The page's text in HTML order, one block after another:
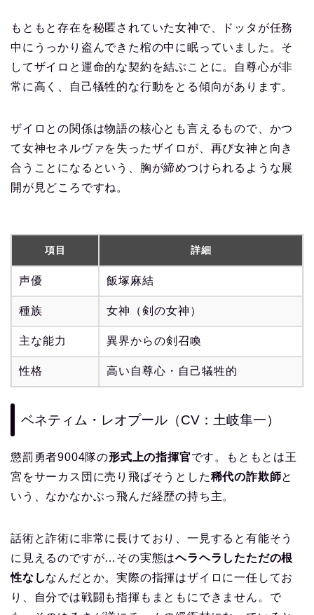
もともと存在を秘匿されていた女神で、ドッタが任務
中にうっかり盗んできた棺の中に眠っていました。そ
してザイロと運命的な契約を結ぶことに。自尊心が非
常に高く、自己犠牲的な行動をとる傾向があります。
ザイロとの関係は物語の核心とも言えるもので、かつ
て女神セネルヴァを失ったザイロが、再び女神と向き
合うことになるという、胸が締めつけられるような展
開が見どころですね。
項目 詳細
声優 飯塚麻結
種族 女神（剣の女神）
主な能力 異界からの剣召喚
性格 高い自尊心・自己犠牲的
ベネティム・レオプール（CV：土岐隼一）
懲罰勇者9004隊の形式上の指揮官です。もともとは王
宮をサーカス団に売り飛ばそうとした稀代の詐欺師と
いう、なかなかぶっ飛んだ経歴の持ち主。
話術と詐術に非常に長けており、一見すると有能そう
に見えるのですが…その実態はヘラヘラしたただの根
性なしなんだとか。実際の指揮はザイロに一任してお
り、自分では戦闘も指揮もまともにできません。で